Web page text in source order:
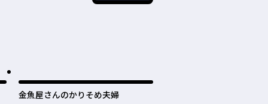
金魚屋さんのかりそめ夫婦